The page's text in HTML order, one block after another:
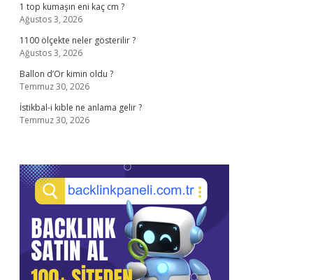
1 top kumaşın eni kaç cm ?
Ağustos 3, 2026
1100 ölçekte neler gösterilir ?
Ağustos 3, 2026
Ballon d’Or kimin oldu ?
Temmuz 30, 2026
İstikbal-i kıble ne anlama gelir ?
Temmuz 30, 2026